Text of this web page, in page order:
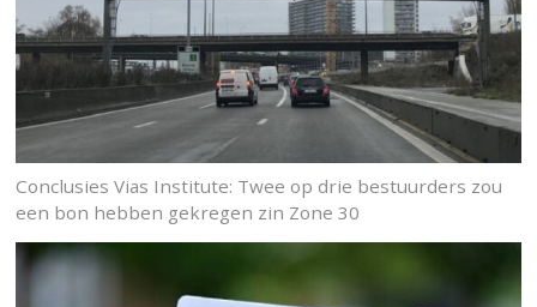
Conclusies Vias Institute: Twee op drie bestuurders zou
een bon hebben gekregen zin Zone 30